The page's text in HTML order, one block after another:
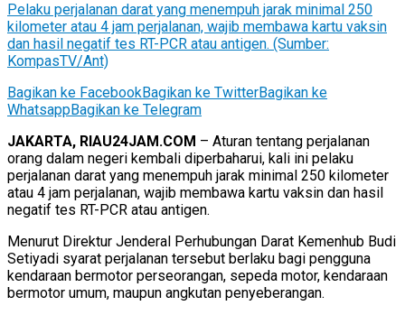
Pelaku perjalanan darat yang menempuh jarak minimal 250
kilometer atau 4 jam perjalanan, wajib membawa kartu vaksin
dan hasil negatif tes RT-PCR atau antigen. (Sumber:
KompasTV/Ant)
Bagikan ke FacebookBagikan ke TwitterBagikan ke
WhatsappBagikan ke Telegram
JAKARTA, RIAU24JAM.COM – Aturan tentang perjalanan
orang dalam negeri kembali diperbaharui, kali ini pelaku
perjalanan darat yang menempuh jarak minimal 250 kilometer
atau 4 jam perjalanan, wajib membawa kartu vaksin dan hasil
negatif tes RT-PCR atau antigen.
Menurut Direktur Jenderal Perhubungan Darat Kemenhub Budi
Setiyadi syarat perjalanan tersebut berlaku bagi pengguna
kendaraan bermotor perseorangan, sepeda motor, kendaraan
bermotor umum, maupun angkutan penyeberangan.